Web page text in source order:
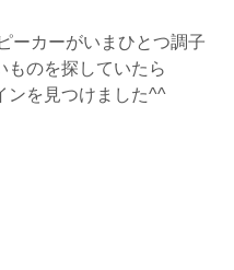
ーカーがいまひとつ調子
ものを探していたら
ンを見つけました^^